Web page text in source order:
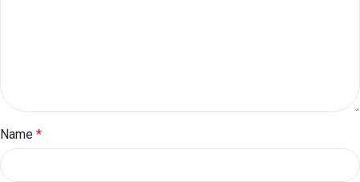
Name *